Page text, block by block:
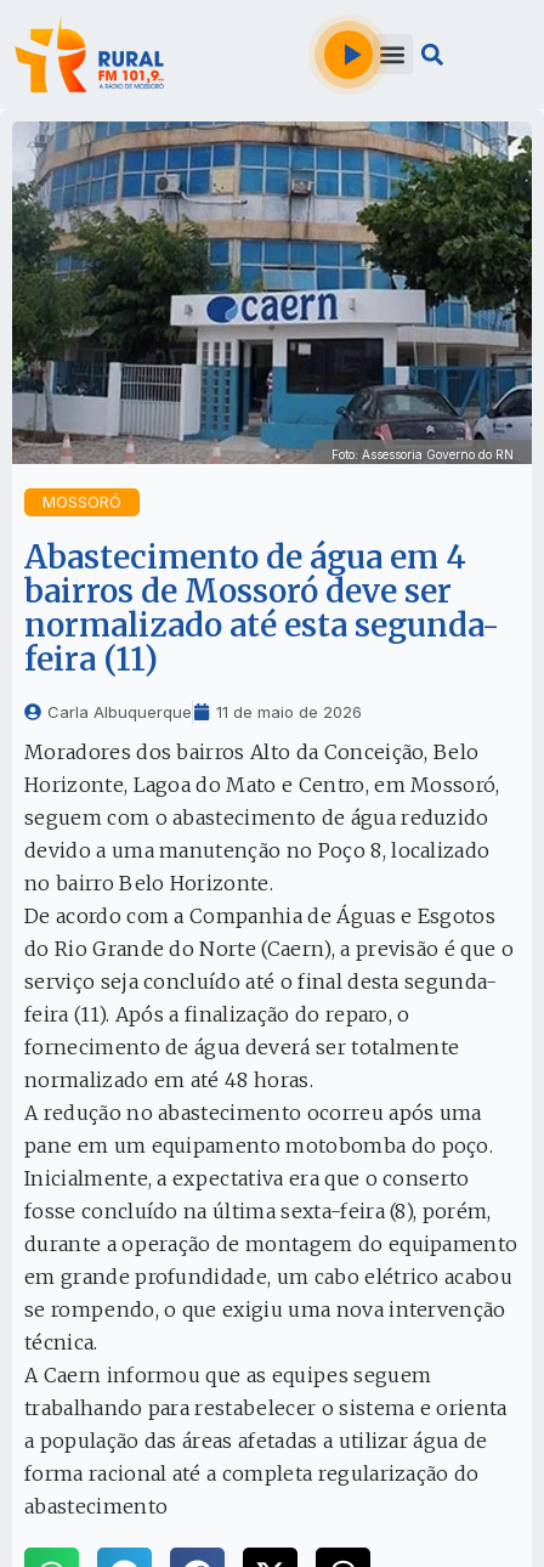
Foto: Assessoria Governo do RN
MOSSORÓ
Abastecimento de água em 4
bairros de Mossoró deve ser
normalizado até esta segunda-
feira (11)
Carla Albuquerque 11 de maio de 2026
Moradores dos bairros Alto da Conceição, Belo
Horizonte, Lagoa do Mato e Centro, em Mossoró,
seguem com o abastecimento de água reduzido
devido a uma manutenção no Poço 8, localizado
no bairro Belo Horizonte.
De acordo com a Companhia de Águas e Esgotos
do Rio Grande do Norte (Caern), a previsão é que o
serviço seja concluído até o final desta segunda-
feira (11). Após a finalização do reparo, o
fornecimento de água deverá ser totalmente
normalizado em até 48 horas.
A redução no abastecimento ocorreu após uma
pane em um equipamento motobomba do poço.
Inicialmente, a expectativa era que o conserto
fosse concluído na última sexta-feira (8), porém,
durante a operação de montagem do equipamento
em grande profundidade, um cabo elétrico acabou
se rompendo, o que exigiu uma nova intervenção
técnica.
A Caern informou que as equipes seguem
trabalhando para restabelecer o sistema e orienta
a população das áreas afetadas a utilizar água de
forma racional até a completa regularização do
abastecimento